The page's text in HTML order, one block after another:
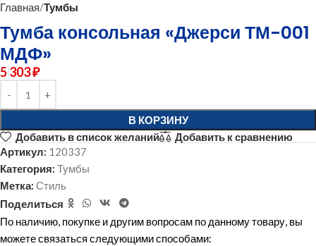
Главная Тумбы
Тумба консольная «Джерси ТМ-001
МДФ»
5 303₽
В КОРЗИНУ
Добавить в список желаний
Добавить к сравнению
Артикул: 120337
Категория: Тумбы
Метка: Стиль
Поделиться
По наличию, покупке и другим вопросам по данному товару, вы
можете связаться следующими способами: